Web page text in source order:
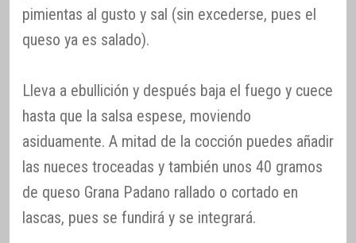
pimientas al gusto y sal (sin excederse, pues el
queso ya es salado).
Lleva a ebullición y después baja el fuego y cuece
hasta que la salsa espese, moviendo
asiduamente. A mitad de la cocción puedes añadir
las nueces troceadas y también unos 40 gramos
de queso Grana Padano rallado o cortado en
lascas, pues se fundirá y se integrará.